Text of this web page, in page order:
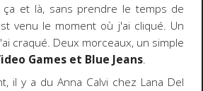
ça et là, sans prendre le temps de
venu le moment où j'ai cliqué. Un
craqué. Deux morceaux, un simple
Games et Blue Jeans.
il y a du Anna Calvi chez Lana Del